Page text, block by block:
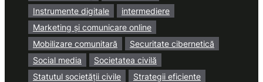
Instrumente digitale
intermediere
Marketing și comunicare online
Mobilizare comunitară
Securitate cibernetică
Social media
Societatea civilă
Statutul societății civile
Strategii eficiente